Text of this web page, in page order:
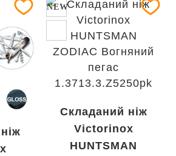
NEW
Складаний ніж
Victorinox
HUNTSMAN